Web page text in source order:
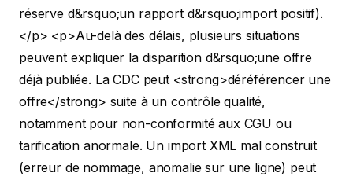
réserve d&rsquo;un rapport d&rsquo;import positif).
</p> <p>Au-delà des délais, plusieurs situations
peuvent expliquer la disparition d&rsquo;une offre
déjà publiée. La CDC peut <strong>déréférencer une
offre</strong> suite à un contrôle qualité,
notamment pour non-conformité aux CGU ou
tarification anormale. Un import XML mal construit
(erreur de nommage, anomalie sur une ligne) peut